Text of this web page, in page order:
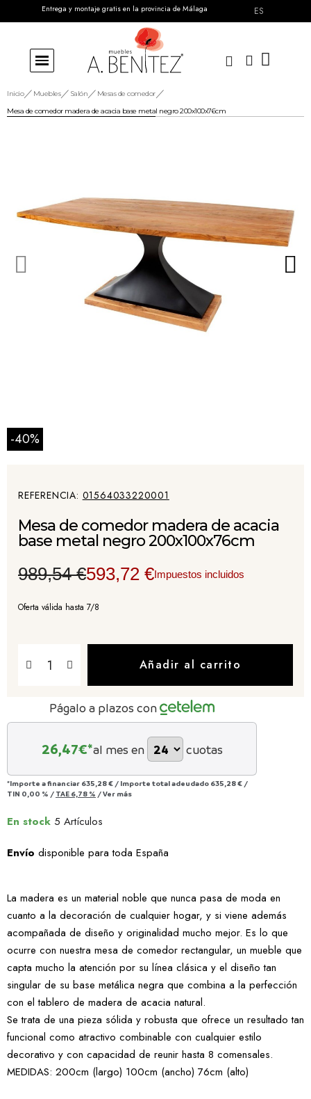
Entrega y montaje gratis en la provincia de Málaga ES
Inicio Muebles Salón
Mesas de comedor
Mesa de comedor madera de acacia base metal negro 200x100x76cm
-40%
REFERENCIA 01564033220001
Mesa de comedor madera de acacia
base metal negro 200x100x76cm
989,54 €593,72 €Impuestos incluidos
Oferta válida hasta 7/8
Añadir al carrito
Págalo a plazos con
26,47€*al mes en cuotas
*Importe a financiar 635,28 € / Importe total adeudado 635,28 € /
TIN 0,00 % / TAE 6,78 % /Ver más
En stock 5 Artículos
Envío disponible para toda España
La madera es un material noble que nunca pasa de moda en
cuanto a la decoración de cualquier hogar, y si viene además
acompañada de diseño y originalidad mucho mejor. Es lo que
ocurre con nuestra mesa de comedor rectangular, un mueble que
capta mucho la atención por su línea clásica y el diseño tan
singular de su base metálica negra que combina a la perfección
con el tablero de madera de acacia natural.
Se trata de una pieza sólida y robusta que ofrece un resultado tan
funcional como atractivo combinable con cualquier estilo
decorativo y con capacidad de reunir hasta 8 comensales.
MEDIDAS: 200cm (largo) 100cm (ancho) 76cm (alto)